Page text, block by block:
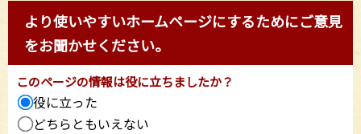
より使いやすいホームページにするためにご意見
をお聞かせください。
このページの情報は役に立ちましたか？
役に立った
どちらともいえない